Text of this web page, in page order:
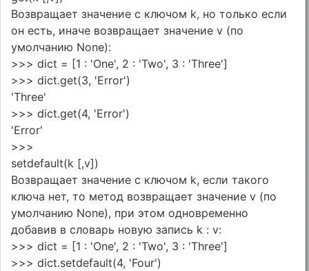
Возвращает значение с ключом k, но только если
он есть, иначе возвращает значение v (по
умолчанию None):
>>> dict = [1 : 'One', 2 : 'Two', 3 : 'Three']
>>> dict.get(3, 'Error')
'Three'
>>> dict.get(4, 'Error')
'Error'
>>>
setdefault(k [,v])
Возвращает значение с ключом k, если такого
ключа нет, то метод возвращает значение v (по
умолчанию None), при этом одновременно
добавив в словарь новую запись k : v:
>>> dict = [1 : 'One', 2 : 'Two', 3 : 'Three']
>>> dict.setdefault(4, 'Four')